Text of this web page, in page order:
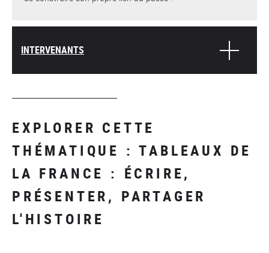
INTERVENANTS
EXPLORER CETTE
THÉMATIQUE : TABLEAUX DE
LA FRANCE : ÉCRIRE,
PRÉSENTER, PARTAGER
L'HISTOIRE